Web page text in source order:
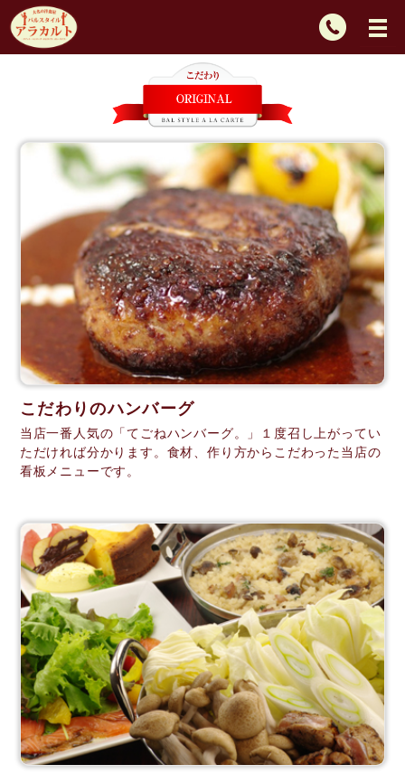
TEL：
こだわりのハンバーグ
当店一番人気の「てごねハンバーグ。」１度召し上がってい
ただければ分かります。食材、作り方からこだわった当店の
看板メニューです。